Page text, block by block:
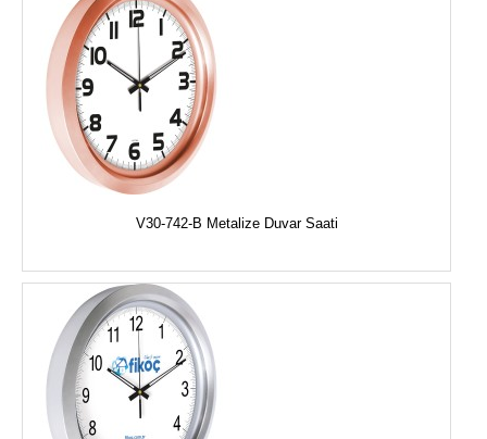
V30-742-B Metalize Duvar Saati